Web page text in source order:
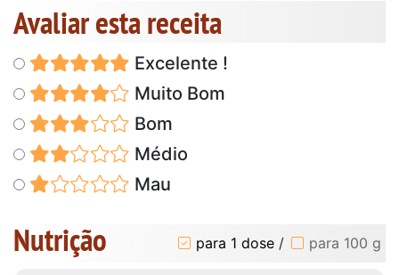
Avaliar esta receita
Excelente !
Muito Bom
Bom
Médio
Mau
Nutrição para 1 dose / para 100 g